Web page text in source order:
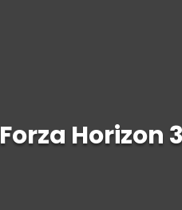
Forza Horizon